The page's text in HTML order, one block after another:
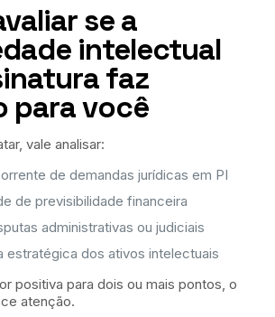
se a
intelectual
faz
para você
vale analisar:
de demandas jurídicas em PI
de previsibilidade financeira
administrativas ou judiciais
estratégica dos ativos intelectuais
positiva para dois ou mais pontos, o
atenção.